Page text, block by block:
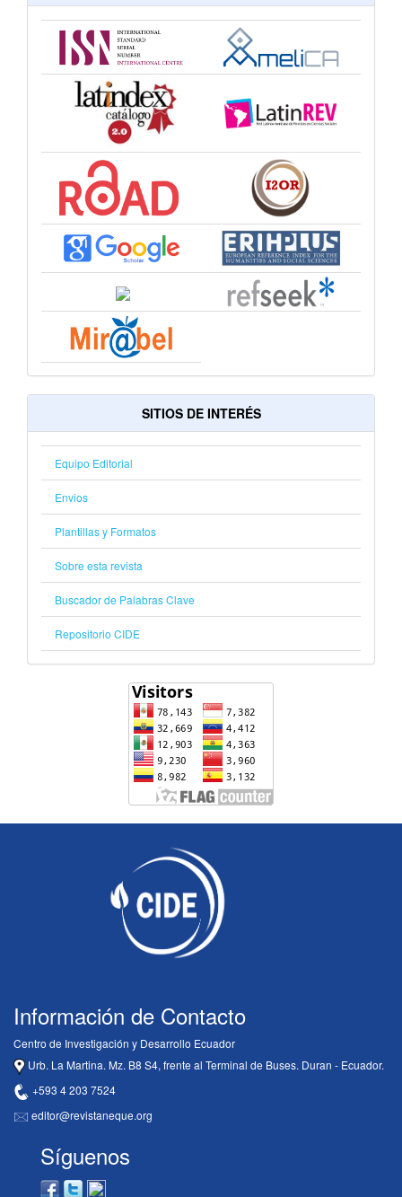
SITIOS DE INTERÉS
Equipo Editorial
Envios
Plantillas y Formatos
Sobre esta revista
Buscador de Palabras Clave
Repositorio CIDE
Información de Contacto
Centro de Investigación y Desarrollo Ecuador
Urb. La Martina. Mz. B8 S4, frente al Terminal de Buses. Duran - Ecuador.
+593 4 203 7524
editor@revistaneque.org
Síguenos